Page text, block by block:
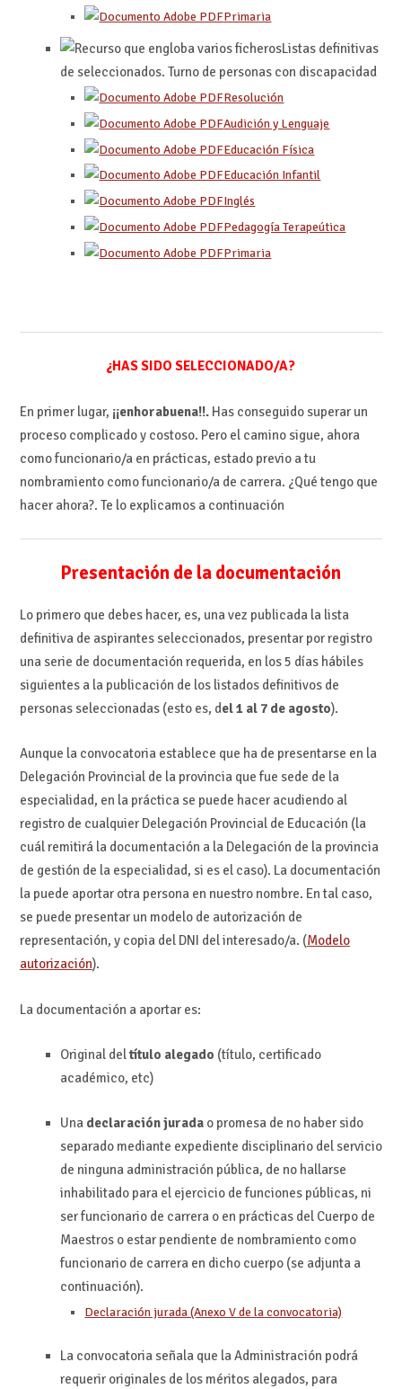
Primaria
Listas definitivas
de seleccionados. Turno de personas con discapacidad
Resolución
Audición y Lenguaje
Educación Física
Educación Infantil
Inglés
Pedagogía Terapeútica
Primaria
¿HAS SIDO SELECCIONADO/A?
En primer lugar, ¡¡enhorabuena!!.Has conseguido superar un
proceso complicado y costoso. Pero el camino sigue, ahora
como funcionario/a en prácticas, estado previo a tu
nombramiento como funcionario/a de carrera. ¿Qué tengo que
hacer ahora?. Te lo explicamos a continuación
Presentación de la documentación
Lo primero que debes hacer, es, una vez publicada la lista
definitiva de aspirantes seleccionados, presentar por registro
una serie de documentación requerida, en los 5 días hábiles
siguientes a la publicación de los listados definitivos de
personas seleccionadas (esto es, del 1 al 7 de agosto).
Aunque la convocatoria establece que ha de presentarse en la
Delegación Provincial de la provincia que fue sede de la
especialidad, en la práctica se puede hacer acudiendo al
registro de cualquier Delegación Provincial de Educación (la
cuál remitirá la documentación a la Delegación de la provincia
de gestión de la especialidad, si es el caso). La documentación
la puede aportar otra persona en nuestro nombre. En tal caso,
se puede presentar un modelo de autorización de
representación, y copia del DNI del interesado/a. (Modelo
autorización).
La documentación a aportar es:
Original deltítulo alegado (título, certificado
académico, etc)
Una declaración juradao promesa de no haber sido
separado mediante expediente disciplinario del servicio
de ninguna administración pública, de no hallarse
inhabilitado para el ejercicio de funciones públicas, ni
ser funcionario de carrera o en prácticas del Cuerpo de
Maestros o estar pendiente de nombramiento como
funcionario de carrera en dicho cuerpo (se adjunta a
continuación).
Declaración jurada (Anexo V de la convocatoria)
La convocatoria señala que la Administración podrá
requerir originales de los méritos alegados, para